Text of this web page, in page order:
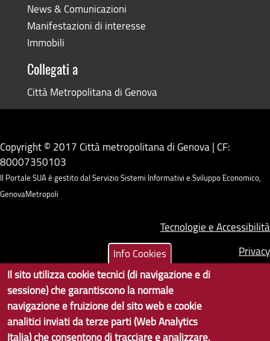
News & Comunicazioni
Manifestazioni di interesse
Immobili
Collegati a
Città Metropolitana di Genova
Copyright © 2017 Città metropolitana di Genova | CF:
80007350103
Il Portale SUA è gestito dal Servizio Sistemi Informativi e Sviluppo Economico,
GenovaMetropoli
Tecnologie e Accessibilità
Privacy
Contatti per il sito Web
Info Cookies
Il sito utilizza cookie tecnici (di navigazione e di
sessione) che garantiscono la normale
navigazione e fruizione del sito web e cookie
analitici inviati da terze parti (Web Analytics
Italia) che consentono di tracciare e analizzare,